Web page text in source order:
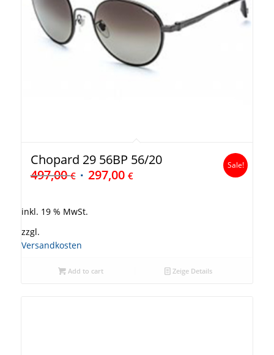
Chopard 29 56BP 56/20
497,00€ 297,00 €
Sale!
inkl. 19 % MwSt.
zzgl.
Versandkosten
Add to cart Zeige Details